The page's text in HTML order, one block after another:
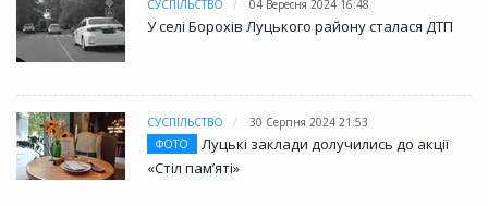
СУСПІЛЬСТВО 04 Вересня 2024 16:48
У селі Борохів Луцького району сталася ДТП
СУСПІЛЬСТВО
30 Серпня 2024 21:53
ФОТО
Луцькі заклади долучились до акції
«Стіл памʼяті»